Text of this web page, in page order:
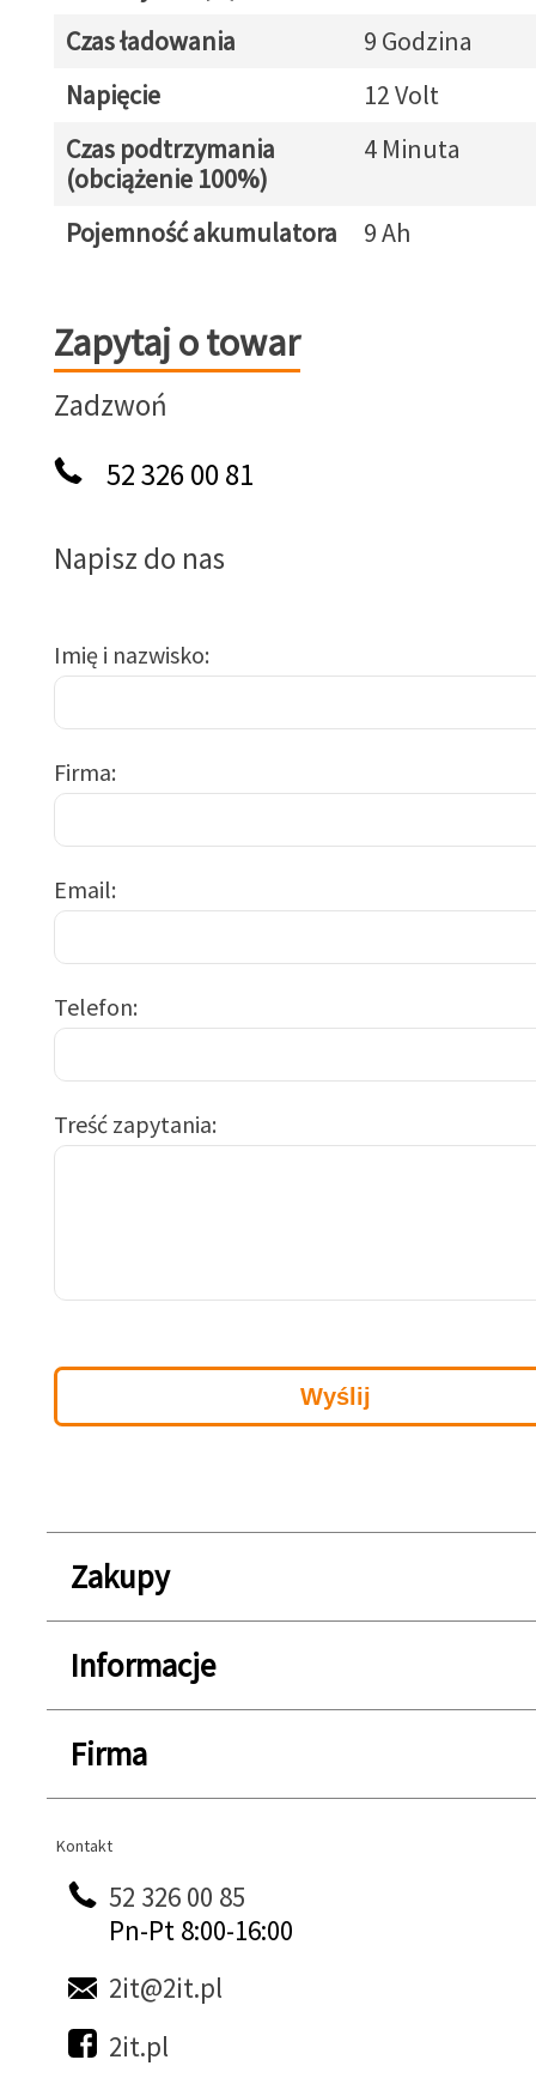
Czas ładowania
9 Godzina
Napięcie
12 Volt
Czas podtrzymania
(obciążenie 100%)
4 Minuta
Pojemność akumulatora 9 Ah
Zapytaj o towar
Zapytaj o towar
Zadzwoń
52 326 00 81
Napisz do nas
Imię i nazwisko
Firma
Email
Telefon
Treść zapytania
Zakupy
Informacje
Firma
Kontakt
Kontakt
52 326 00 85
Pn-Pt 8:00-16:00
2it@2it.pl
2it.pl